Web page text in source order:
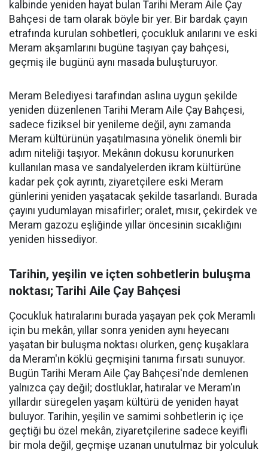
kalbinde yeniden hayat bulan Tarihi Meram Aile Çay
Bahçesi de tam olarak böyle bir yer. Bir bardak çayın
etrafında kurulan sohbetleri, çocukluk anılarını ve eski
Meram akşamlarını bugüne taşıyan çay bahçesi,
geçmiş ile bugünü aynı masada buluşturuyor.
Meram Belediyesi tarafından aslına uygun şekilde
yeniden düzenlenen Tarihi Meram Aile Çay Bahçesi,
sadece fiziksel bir yenileme değil, aynı zamanda
Meram kültürünün yaşatılmasına yönelik önemli bir
adım niteliği taşıyor. Mekânın dokusu korunurken
kullanılan masa ve sandalyelerden ikram kültürüne
kadar pek çok ayrıntı, ziyaretçilere eski Meram
günlerini yeniden yaşatacak şekilde tasarlandı. Burada
çayını yudumlayan misafirler; oralet, mısır, çekirdek ve
Meram gazozu eşliğinde yıllar öncesinin sıcaklığını
yeniden hissediyor.
Tarihin, yeşilin ve içten sohbetlerin buluşma
noktası; Tarihi Aile Çay Bahçesi
Çocukluk hatıralarını burada yaşayan pek çok Meramlı
için bu mekân, yıllar sonra yeniden aynı heyecanı
yaşatan bir buluşma noktası olurken, genç kuşaklara
da Meram'ın köklü geçmişini tanıma fırsatı sunuyor.
Bugün Tarihi Meram Aile Çay Bahçesi'nde demlenen
yalnızca çay değil; dostluklar, hatıralar ve Meram'ın
yıllardır süregelen yaşam kültürü de yeniden hayat
buluyor. Tarihin, yeşilin ve samimi sohbetlerin iç içe
geçtiği bu özel mekân, ziyaretçilerine sadece keyifli
bir mola değil, geçmişe uzanan unutulmaz bir yolculuk